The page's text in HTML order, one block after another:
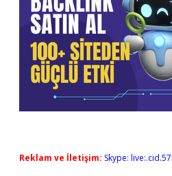
Reklam ve İletişim: Skype: